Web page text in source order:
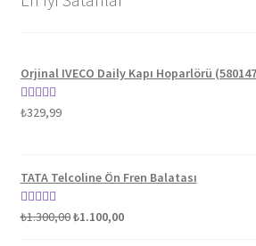
Orjinal IVECO Daily Kapı Hoparlörü
5 üzerinden
₺329,99
TATA Telcoline Ön Fren Balatası
5 üzerinden
₺1.300,00Orijinal
₺1.100,00Şu